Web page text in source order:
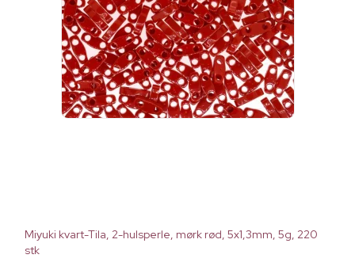
Miyuki kvart-Tila, 2-hulsperle, mørk rød, 5x1,3mm, 5g, 220
stk